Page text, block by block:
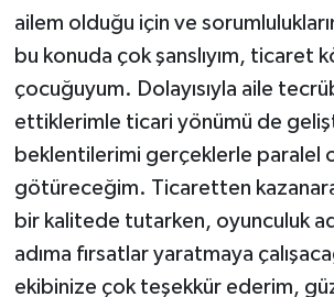
ailem olduğu için ve
bu konuda çok şanslıyım, ticaret
çocuğuyum. Dolayısıyla aile
ettiklerimle ticari yönümü de
beklentilerimi gerçeklerle paralel
götüreceğim. Ticaretten
bir kalitede tutarken, oyunculuk
adıma fırsatlar yaratmaya
ekibinize çok teşekkür ederim,